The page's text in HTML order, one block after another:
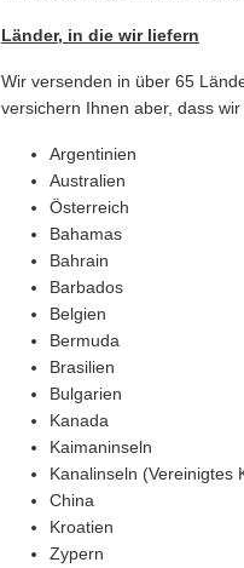
Länder, in die wir liefern
Wir versenden in über 65
versichern Ihnen aber, dass
Argentinien
Australien
Österreich
Bahamas
Bahrain
Barbados
Belgien
Bermuda
Brasilien
Bulgarien
Kanada
Kaimaninseln
Kanalinseln (Vereinigtes
China
Kroatien
Zypern